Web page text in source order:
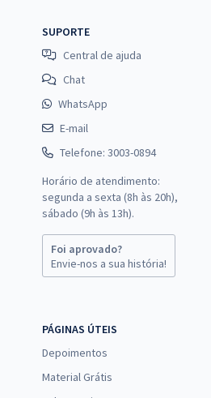
SUPORTE
Central de ajuda
Chat
WhatsApp
E-mail
Telefone: 3003-0894
Horário de atendimento:
segunda a sexta (8h às 20h),
sábado (9h às 13h).
Foi aprovado?
Envie-nos a sua história!
PÁGINAS ÚTEIS
Depoimentos
Material Grátis